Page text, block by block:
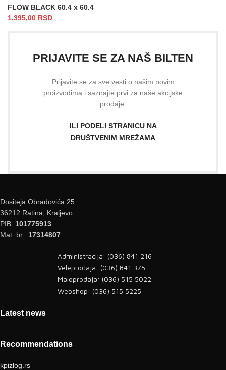
FLOW BLACK 60.4 x 60.4
1.395,00 RSD
PRIJAVITE SE ZA NAŠ BILTEN
Prijavite se za sve vesti o našim novim
proizvodima i saznajte prvi za naše akcijske
prodaje.
ILI PODELI STRANICU NA
DRUŠTVENIM MREŽAMA
Dositeja Obradovića 25
36212 Ratina, Kraljevo
PIB: 101775913
Mat. br.: 17314807
Administracija: (036) 841 216
Veleprodaja: (036) 841 375
Maloprodaja: (036) 515 5022
Webshop: (036) 515 5225
Latest news
Recommendations
kpizlog.rs